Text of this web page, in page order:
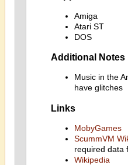
Amiga
Atari ST
DOS
Additional Notes
Music in the
have glitches
Links
MobyGames
ScummVM
required data
Wikipedia